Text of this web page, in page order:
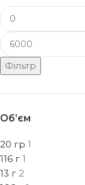
Фільтр
Об’єм
20 гр 1
116 г 1
13 г 2